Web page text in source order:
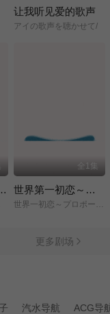
让我听见爱的歌声
アイの歌声を聴かせて/
活的鲁路修
全1集
世界第一初恋～求婚篇～
更多剧场
汽水导航 ACG导